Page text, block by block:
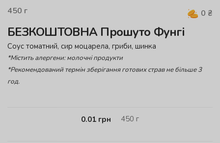
450 г 0 ₴
БЕЗКОШТОВНА Прошуто Фунгі
Соус томатний, сир моцарела, гриби, шинка
*Містить алергени: молочні продукти
*Рекомендований термін зберігання готових страв не більше 3
год.
0.01 грн 450 г